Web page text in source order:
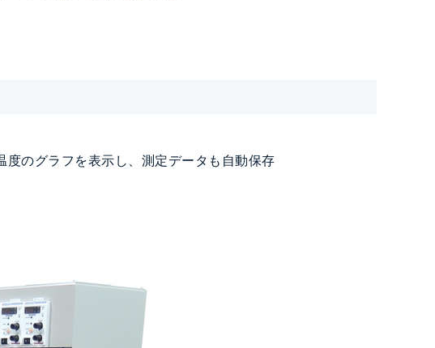
のグラフを表示し、測定データも自動保存